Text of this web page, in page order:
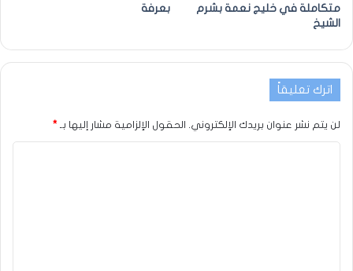
متكاملة في خليج نعمة بشرم
الشيخ
بعرفة
اترك تعليقاً
لن يتم نشر عنوان بريدك الإلكتروني. الحقول الإلزامية مشار إليها بـ *